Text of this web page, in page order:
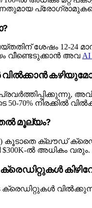
പ്രോഗ്രാമുകളെ
ശേഷം 12-
വീണ്ടെടുക്കാൻ അവ AI
വിൽക്കാൻ
70% നിരക്കിൽ
മൂല്യം?
$25K) കൂടാതെ
ൽ അധികം വരും.
ക്രെഡിറ്റുകൾ
വിൽക്കുന്നു